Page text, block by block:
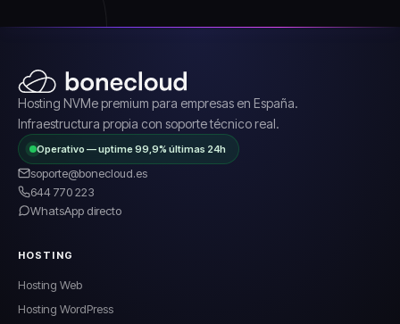
Hosting NVMe premium para empresas en España.
Infraestructura propia con soporte técnico real.
Operativo — uptime 99,9% últimas 24h
soporte@bonecloud.es
644 770 223
WhatsApp directo
HOSTING
Hosting Web
Hosting WordPress